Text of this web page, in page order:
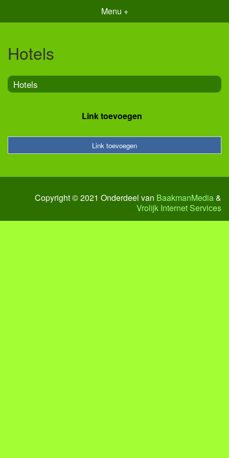
Menu +
Hotels
Hotels
Link toevoegen
Link toevoegen
Copyright © 2021 Onderdeel van BaakmanMedia&
Vrolijk Internet Services